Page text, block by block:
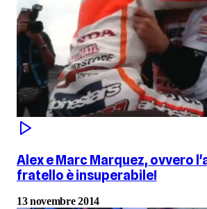
Alex e Marc Marquez, ovvero
fratello è insuperabile!
13 novembre 2014